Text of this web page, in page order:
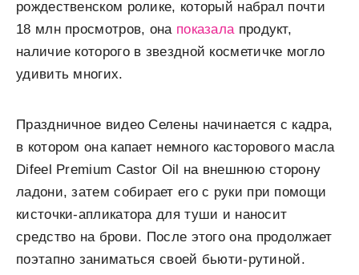
рождественском ролике, который набрал почти
18 млн просмотров, она показала продукт,
наличие которого в звездной косметичке могло
удивить многих.
Праздничное видео Селены начинается с кадра,
в котором она капает немного касторового масла
Difeel Premium Castor Oil на внешнюю сторону
ладони, затем собирает его с руки при помощи
кисточки-апликатора для туши и наносит
средство на брови. После этого она продолжает
поэтапно заниматься своей бьюти-рутиной.